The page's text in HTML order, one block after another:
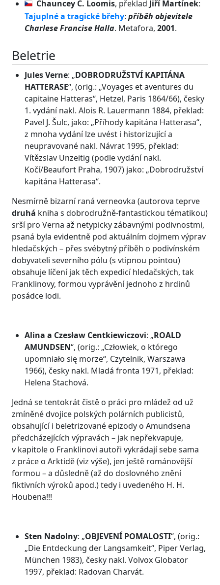
Chauncey C. Loomis, překlad Jiří Martínek:
Tajuplné a tragické břehy: příběh objevitele
Charlese Francise Halla. Metafora, 2001.
Beletrie
Jules Verne: „DOBRODRUŽSTVÍ KAPITÁNA
HATTERASE“, (orig.: „Voyages et aventures du
capitaine Hatteras“, Hetzel, Paris 1864/66), česky
1. vydání nakl. Alois R. Lauermann 1884, překlad:
Pavel J. Šulc, jako: „Příhody kapitána Hatterasa“,
z mnoha vydání lze uvést i historizující a
neupravované nakl. Návrat 1995, překlad:
Vítězslav Unzeitig (podle vydání nakl.
Kočí/Beaufort Praha, 1907) jako: „Dobrodružství
kapitána Hatterasa“.
Nesmírně bizarní raná verneovka (autorova teprve
druhá kniha s dobrodružně-fantastickou tématikou)
srší pro Verna až netypicky zábavnými podivnostmi,
psaná byla evidentně pod aktuálním dojmem výprav
hledačských – přes svébytný příběh o podivínském
dobyvateli severního pólu (s vtipnou pointou)
obsahuje líčení jak těch expedicí hledačských, tak
Franklinovy, formou vyprávění jednoho z hrdinů
posádce lodi.
Alina a Czesław Centkiewiczovi: „ROALD
AMUNDSEN“, (orig.: „Człowiek, o którego
upomniało się morze“, Czytelnik, Warszawa
1966), česky nakl. Mladá fronta 1971, překlad:
Helena Stachová.
Jedná se tentokrát čistě o práci pro mládež od už
zmíněné dvojice polských polárních publicistů,
obsahující i beletrizované epizody o Amundsena
předcházejících výpravách – jak nepřekvapuje,
v kapitole o Franklinovi autoři vykrádají sebe sama
z práce o Arktidě (viz výše), jen ještě románovější
formou – a důsledně (až do doslovného znění
fiktivních výroků apod.) tedy i uvedeného H. H.
Houbena!!!
Sten Nadolny: „OBJEVENÍ POMALOSTI“, (orig.:
„Die Entdeckung der Langsamkeit“, Piper Verlag,
München 1983), česky nakl. Volvox Globator
1997, překlad: Radovan Charvát.